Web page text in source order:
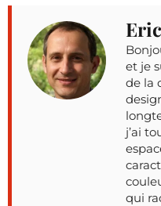
et je
de la
j’ai
qui